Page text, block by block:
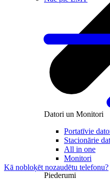
Datori un Monitori
Portatīvie
Stacionārie
All in one
Monitori
Piederumi
Kā nobloķēt nozaudētu telefonu?